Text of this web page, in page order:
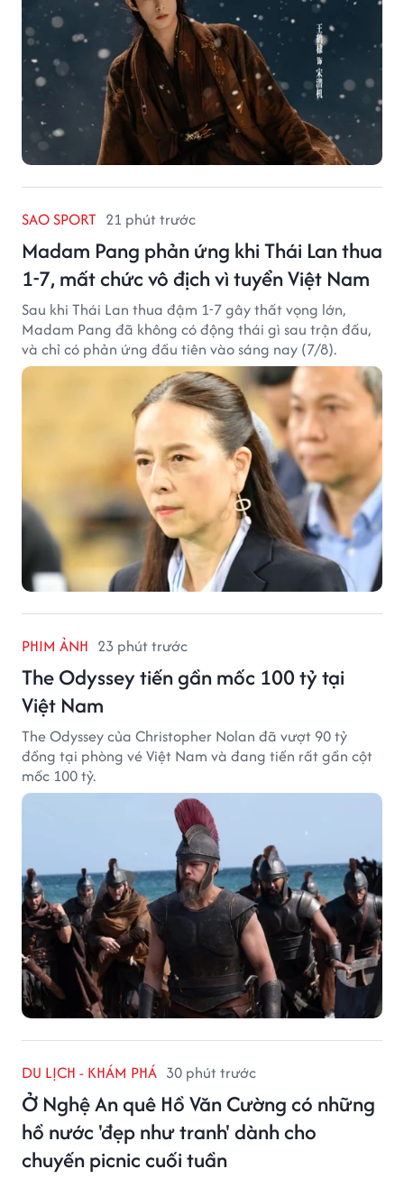
SAO SPORT 21 phút trước
Madam Pang phản ứng khi Thái Lan thua
1-7, mất chức vô địch vì tuyển Việt Nam
Sau khi Thái Lan thua đậm 1-7 gây thất vọng lớn,
Madam Pang đã không có động thái gì sau trận đấu,
và chỉ có phản ứng đầu tiên vào sáng nay (7/8).
PHIM ẢNH 23 phút trước
The Odyssey tiến gần mốc 100 tỷ tại
Việt Nam
The Odyssey của Christopher Nolan đã vượt 90 tỷ
đồng tại phòng vé Việt Nam và đang tiến rất gần cột
mốc 100 tỷ.
DU LỊCH - KHÁM PHÁ 30 phút trước
Ở Nghệ An quê Hồ Văn Cường có những
hồ nước 'đẹp như tranh' dành cho
chuyến picnic cuối tuần